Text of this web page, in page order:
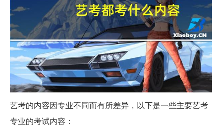
艺考的内容因专业不同而有所差异，以下是一些主要艺考
专业的考试内容：